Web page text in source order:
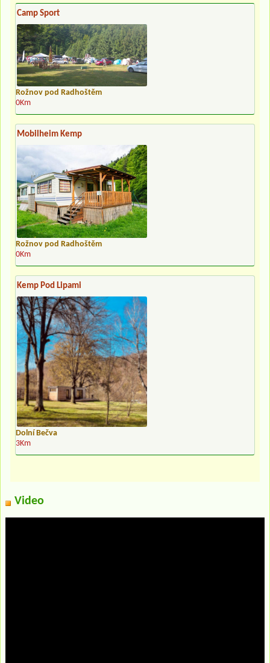
Camp Sport
Rožnov pod Radhoštěm
0Km
Mobilheim Kemp
Rožnov pod Radhoštěm
0Km
Kemp Pod Lipami
Dolní Bečva
3Km
Video